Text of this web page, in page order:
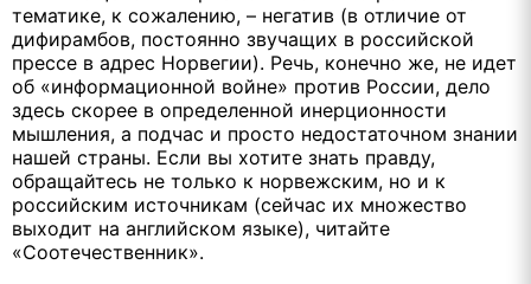
тематике, к сожалению, – негатив (в отличие от
дифирамбов, постоянно звучащих в российской
прессе в адрес Норвегии). Речь, конечно же, не идет
об «информационной войне» против России, дело
здесь скорее в определенной инерционности
мышления, а подчас и просто недостаточном знании
нашей страны. Если вы хотите знать правду,
обращайтесь не только к норвежским, но и к
российским источникам (сейчас их множество
выходит на английском языке), читайте
«Соотечественник».